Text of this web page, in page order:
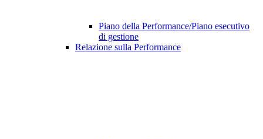
Piano della Performance/Piano esecutivo
di gestione
Relazione sulla Performance